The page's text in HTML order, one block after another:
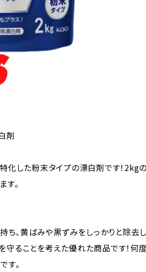
剤
化した粉末タイプの漂白剤です！2kgの
す。
ち、黄ばみや黒ずみをしっかりと除去し
守ることを考えた優れた商品です！何度
す。